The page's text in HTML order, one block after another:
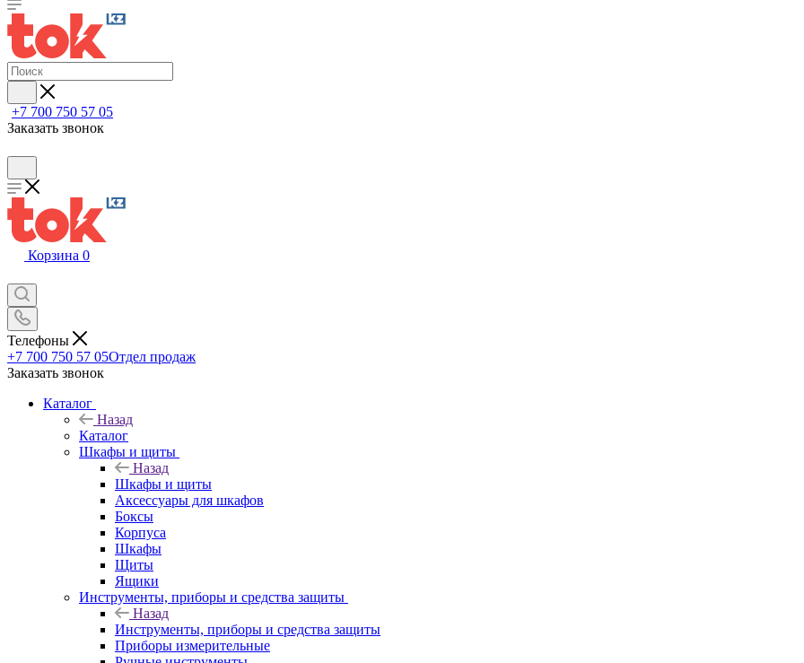
+7 700 750 57 05
Заказать звонок
Корзина 0
Телефоны
+7 700 750 57 05Отдел продаж
Заказать звонок
Каталог
Назад
Каталог
Шкафы и щиты
Назад
Шкафы и щиты
Аксессуары для шкафов
Боксы
Корпуса
Шкафы
Щиты
Ящики
Инструменты, приборы и средства защиты
Назад
Инструменты, приборы и средства защиты
Приборы измерительные